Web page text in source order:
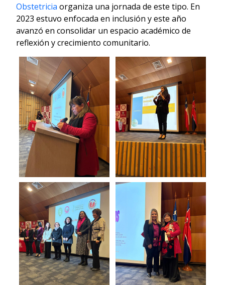
Obstetricia organiza una jornada de este tipo. En
2023 estuvo enfocada en inclusión y este año
avanzó en consolidar un espacio académico de
reflexión y crecimiento comunitario.